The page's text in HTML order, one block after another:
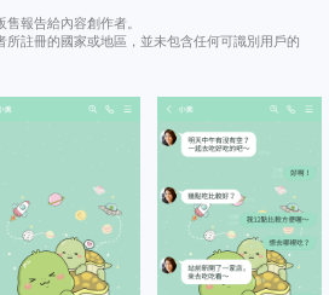
報告給內容創作者。
所註冊的國家或地區，並未包含任何可識別用戶的